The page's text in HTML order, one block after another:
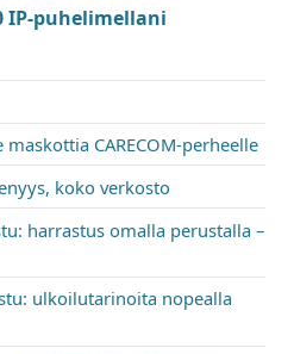
IP-puhelimellani
CARECOM-perheelle
koko verkosto
harrastus omalla perustalla –
ulkoilutarinoita nopealla